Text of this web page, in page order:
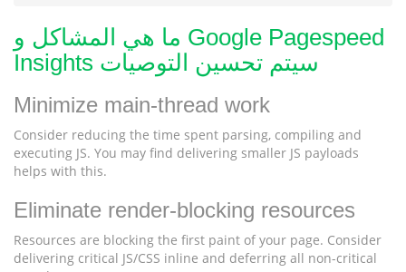
ما هي المشاكل و Google Pagespeed
Insights سيتم تحسين التوصيات
Minimize main-thread work
Consider reducing the time spent parsing, compiling and
executing JS. You may find delivering smaller JS payloads
helps with this.
Eliminate render-blocking resources
Resources are blocking the first paint of your page. Consider
delivering critical JS/CSS inline and deferring all non-critical